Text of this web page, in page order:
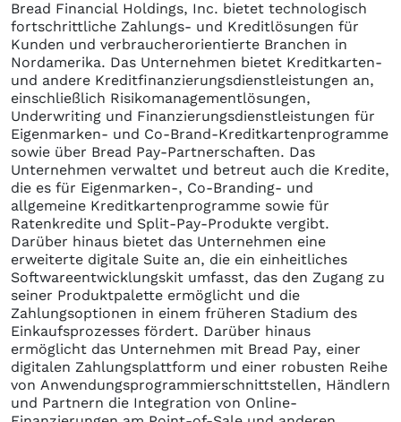
Bread Financial Holdings, Inc. bietet technologisch
fortschrittliche Zahlungs- und Kreditlösungen für
Kunden und verbraucherorientierte Branchen in
Nordamerika. Das Unternehmen bietet Kreditkarten-
und andere Kreditfinanzierungsdienstleistungen an,
einschließlich Risikomanagementlösungen,
Underwriting und Finanzierungsdienstleistungen für
Eigenmarken- und Co-Brand-Kreditkartenprogramme
sowie über Bread Pay-Partnerschaften. Das
Unternehmen verwaltet und betreut auch die Kredite,
die es für Eigenmarken-, Co-Branding- und
allgemeine Kreditkartenprogramme sowie für
Ratenkredite und Split-Pay-Produkte vergibt.
Darüber hinaus bietet das Unternehmen eine
erweiterte digitale Suite an, die ein einheitliches
Softwareentwicklungskit umfasst, das den Zugang zu
seiner Produktpalette ermöglicht und die
Zahlungsoptionen in einem früheren Stadium des
Einkaufsprozesses fördert. Darüber hinaus
ermöglicht das Unternehmen mit Bread Pay, einer
digitalen Zahlungsplattform und einer robusten Reihe
von Anwendungsprogrammierschnittstellen, Händlern
und Partnern die Integration von Online-